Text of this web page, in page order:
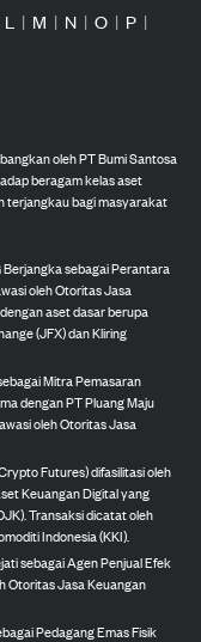
L | M | N | O | P |
oleh PT Bumi Santosa
beragam kelas aset
terjangkau bagi masyarakat
Berjangka sebagai Perantara
oleh Otoritas Jasa
aset dasar berupa
(JFX) dan Kliring
Mitra Pemasaran
dengan PT Pluang Maju
oleh Otoritas Jasa
Futures) difasilitasi oleh
Keuangan Digital yang
Transaksi dicatat oleh
Indonesia (KKI).
sebagai Agen Penjual Efek
Otoritas Jasa Keuangan
Pedagang Emas Fisik